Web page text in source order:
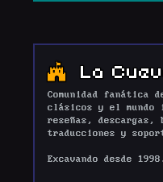
La
Comunidad fanática
clásicos y el mundo
reseñas, descargas,
traducciones y
Excavando desde 1998.